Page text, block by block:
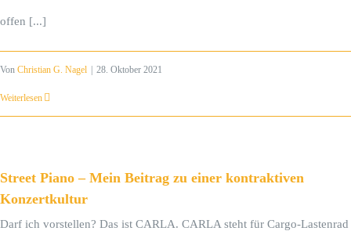
offen [...]
Von Christian G. Nagel | 28. Oktober 2021
Weiterlesen
Street Piano – Mein Beitrag zu einer kontraktiven
Konzertkultur
Darf ich vorstellen? Das ist CARLA. CARLA steht für Cargo-Lastenrad